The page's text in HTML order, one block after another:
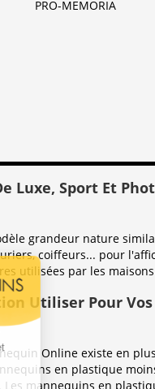
PRO-MEMORIA
Luxe, Sport Et
grandeur nature
coiffeurs... pour
utilisées par les
Utiliser Pour
Online existe en
en plastique
Les mannequins en